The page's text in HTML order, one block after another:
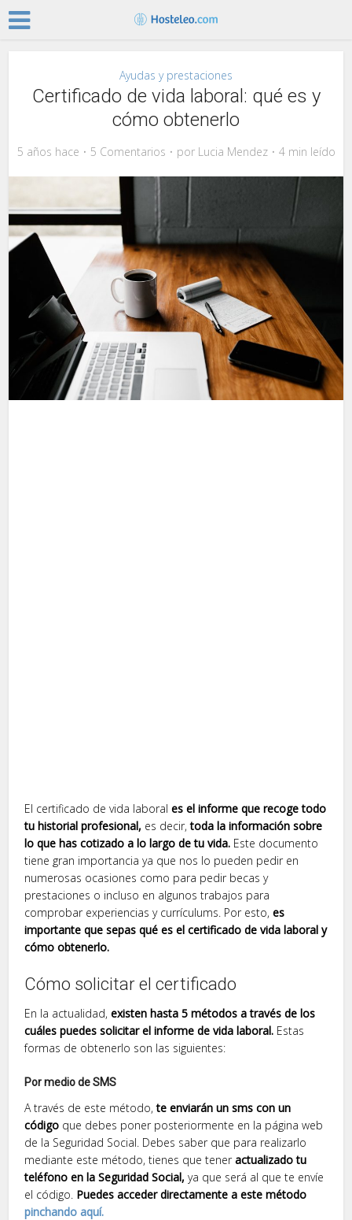
Ayudas y prestaciones
Certificado de vida laboral: qué es y
cómo obtenerlo
5 años hace 5 Comentarios por Lucia Mendez 4 min leído
El certificado de vida laborales el informe que recoge todo
tu historial profesional, es decir,toda la información sobre
lo que has cotizado a lo largo de tu vida. Este documento
tiene gran importancia ya que nos lo pueden pedir en
numerosas ocasiones como para pedir becas y
prestaciones o incluso en algunos trabajos para
comprobar experiencias y currículums. Por esto,es
importante que sepas qué es el certificado de vida laboral y
cómo obtenerlo.
Cómo solicitar el certificado
En la actualidad,existen hasta 5 métodos a través de los
cuáles puedes solicitar el informe de vida laboral. Estas
formas de obtenerlo son las siguientes:
Por medio de SMS
A través de este método,te enviarán un sms con un
código que debes poner posteriormente en la página web
de la Seguridad Social. Debes saber que para realizarlo
mediante este método, tienes que teneractualizado tu
teléfono en la Seguridad Social, ya que será al que te envíe
el código. Puedes acceder directamente a este método
pinchando aquí.